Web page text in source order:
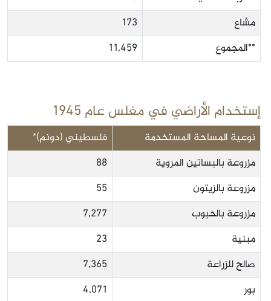
مشاع
173
**المجموع
11,459
إستخدام الأراضي في مغلس عام 1945
نوعية المساحة المستخدمة
فلسطيني (دونم)*
مزروعة بالبساتين المروية
88
مزروعة بالزيتون
55
مزروعة بالحبوب
7,277
مبنية
23
صالح للزراعة
7,365
بور
4,071